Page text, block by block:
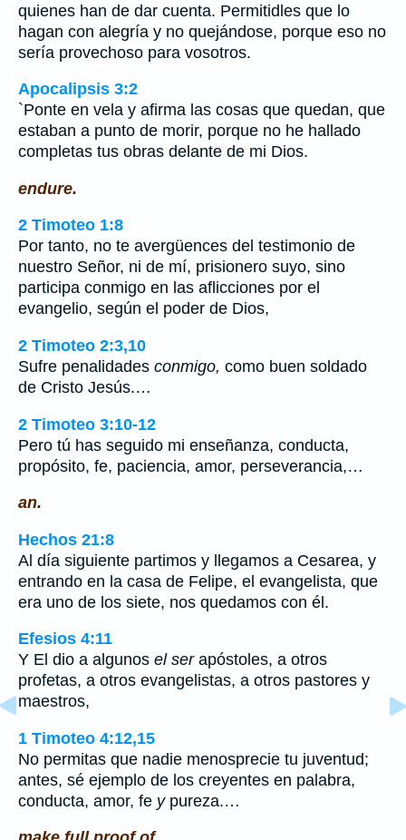
quienes han de dar cuenta. Permitidles que lo
hagan con alegría y no quejándose, porque eso no
sería provechoso para vosotros.
Apocalipsis 3:2
`Ponte en vela y afirma las cosas que quedan, que
estaban a punto de morir, porque no he hallado
completas tus obras delante de mi Dios.
endure.
2 Timoteo 1:8
Por tanto, no te avergüences del testimonio de
nuestro Señor, ni de mí, prisionero suyo, sino
participa conmigo en las aflicciones por el
evangelio, según el poder de Dios,
2 Timoteo 2:3,10
Sufre penalidades conmigo, como buen soldado
de Cristo Jesús.…
2 Timoteo 3:10-12
Pero tú has seguido mi enseñanza, conducta,
propósito, fe, paciencia, amor, perseverancia,…
an.
Hechos 21:8
Al día siguiente partimos y llegamos a Cesarea, y
entrando en la casa de Felipe, el evangelista, que
era uno de los siete, nos quedamos con él.
Efesios 4:11
Y El dio a algunos el serapóstoles, a otros
profetas, a otros evangelistas, a otros pastores y
maestros,
1 Timoteo 4:12,15
No permitas que nadie menosprecie tu juventud;
antes, sé ejemplo de los creyentes en palabra,
conducta, amor, fe ypureza.…